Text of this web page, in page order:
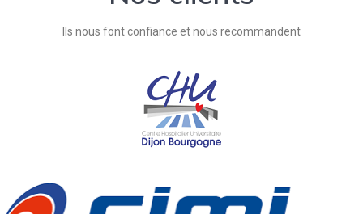
Ils nous font confiance et nous recommandent